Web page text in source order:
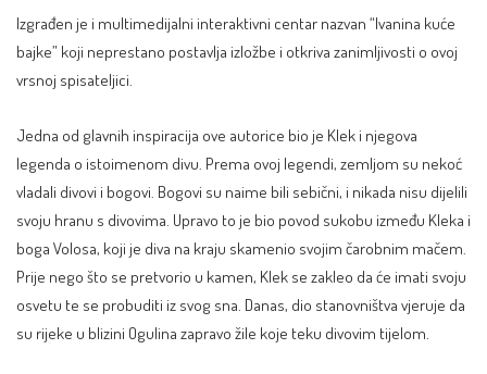
Izgrađen je i multimedijalni interaktivni centar nazvan “Ivanina kuće
bajke” koji neprestano postavlja izložbe i otkriva zanimljivosti o ovoj
vrsnoj spisateljici.
Jedna od glavnih inspiracija ove autorice bio je Klek i njegova
legenda o istoimenom divu. Prema ovoj legendi, zemljom su nekoć
vladali divovi i bogovi. Bogovi su naime bili sebični, i nikada nisu dijelili
svoju hranu s divovima. Upravo to je bio povod sukobu između Kleka i
boga Volosa, koji je diva na kraju skamenio svojim čarobnim mačem.
Prije nego što se pretvorio u kamen, Klek se zakleo da će imati svoju
osvetu te se probuditi iz svog sna. Danas, dio stanovništva vjeruje da
su rijeke u blizini Ogulina zapravo žile koje teku divovim tijelom.